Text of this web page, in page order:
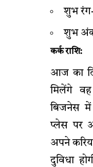
शुभ रंग-
शुभ
कर्क राशि:
आज का
मिलेंगे वह
बिजनेस में
प्लेस पर
अपने
दुविधा